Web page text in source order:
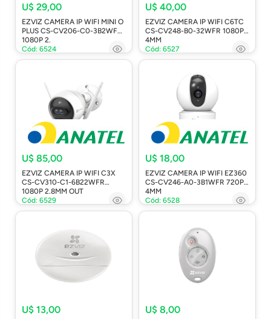
U$ 29,00
EZVIZ CAMERA IP WIFI MINI O
PLUS CS-CV206-C0-3B2WFR
1080P 2.
Cód: 6524
U$ 40,00
EZVIZ CAMERA IP WIFI C6TC
CS-CV248-B0-32WFR 1080P
4MM
Cód: 6527
U$ 85,00
EZVIZ CAMERA IP WIFI C3X
CS-CV310-C1-6B22WFR
1080P 2.8MM OUT
Cód: 6529
U$ 18,00
EZVIZ CAMERA IP WIFI EZ360
CS-CV246-A0-3B1WFR 720P
4MM
Cód: 6528
U$ 13,00 U$ 8,00